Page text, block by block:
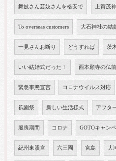
舞妓さん芸妓さんを格安で 上賀茂
To overseas customers 大石神社の結
一見さんお断り どうすれば 茨
いい結婚式だった！ 西本願寺の仏
緊急事態宣言 コロナウイルス対応
祇園祭 新しい生活様式 アフタ
服喪期間 コロナ GOTOキャン
紀州東照宮 六三園 宮島 大